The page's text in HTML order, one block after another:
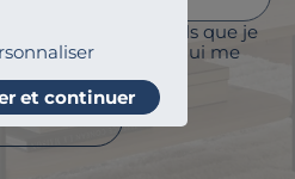
et continuer
des emails que je
les contenus qui me
fins statistiques.